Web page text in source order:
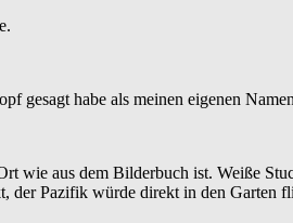
gesagt habe als meinen eigenen
wie aus dem Bilderbuch ist. Weiße
Pazifik würde direkt in den Garten